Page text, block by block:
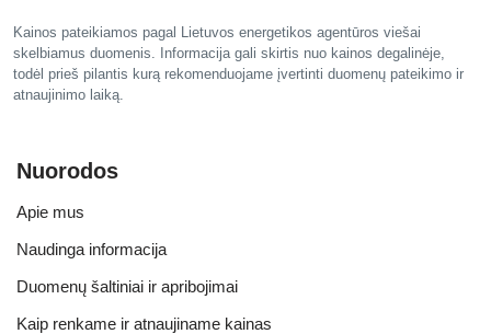
Kainos pateikiamos pagal Lietuvos energetikos agentūros viešai
skelbiamus duomenis. Informacija gali skirtis nuo kainos degalinėje,
todėl prieš pilantis kurą rekomenduojame įvertinti duomenų pateikimo ir
atnaujinimo laiką.
Nuorodos
Apie mus
Naudinga informacija
Duomenų šaltiniai ir apribojimai
Kaip renkame ir atnaujiname kainas